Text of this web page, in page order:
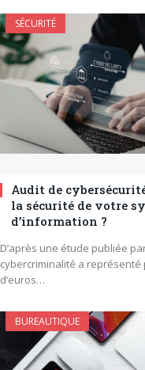
SÉCURITÉ
Audit de
la sécurité de votre
d’information ?
D’après une étude publiée
cybercriminalité a représenté
d’euros…
BUREAUTIQUE